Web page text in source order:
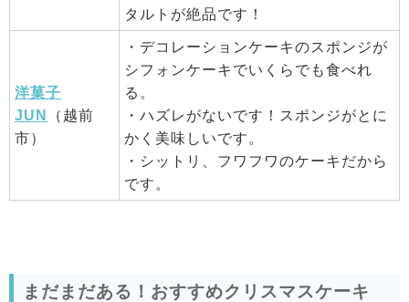
タルトが絶品です！
洋菓子
JUN
（越前
市）
・デコレーションケーキのスポンジが
シフォンケーキでいくらでも食べれ
る。
・ハズレがないです！スポンジがとに
かく美味しいです。
・シットリ、フワフワのケーキだから
です。
まだまだある！おすすめクリスマスケーキ